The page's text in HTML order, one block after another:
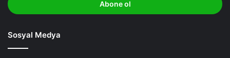
giriniz
Sosyal Medya